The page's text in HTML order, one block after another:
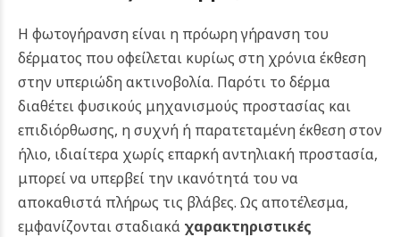
Η φωτογήρανση είναι η πρόωρη γήρανση του
δέρματος που οφείλεται κυρίως στη χρόνια έκθεση
στην υπεριώδη ακτινοβολία. Παρότι το δέρμα
διαθέτει φυσικούς μηχανισμούς προστασίας και
επιδιόρθωσης, η συχνή ή παρατεταμένη έκθεση στον
ήλιο, ιδιαίτερα χωρίς επαρκή αντηλιακή προστασία,
μπορεί να υπερβεί την ικανότητά του να
αποκαθιστά πλήρως τις βλάβες. Ως αποτέλεσμα,
εμφανίζονται σταδιακά χαρακτηριστικές